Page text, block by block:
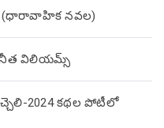
(ధారావాహిక నవల)
విలియమ్స్
2024 కథల పోటీలో